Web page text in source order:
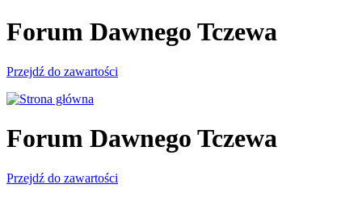
Forum Dawnego Tczewa
Przejdź do zawartości
Forum Dawnego Tczewa
Przejdź do zawartości